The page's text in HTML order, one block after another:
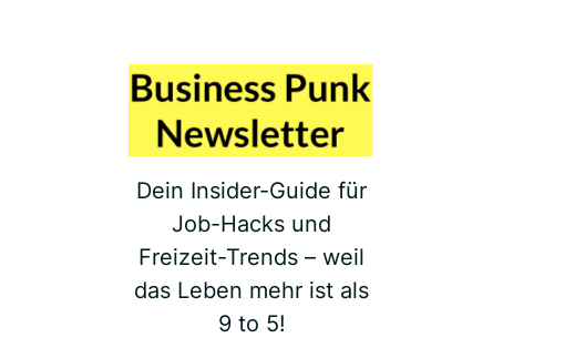
Dein Insider-Guide für
Job-Hacks und
Freizeit-Trends – weil
das Leben mehr ist als
9 to 5!